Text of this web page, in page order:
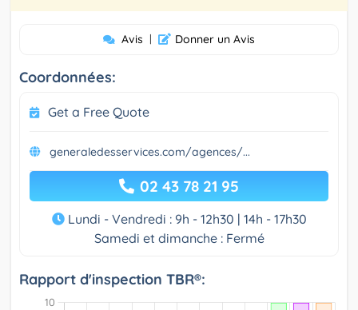
Avis | Donner un Avis
Coordonnées:
Get a Free Quote
generaledesservices.com/agences/...
02 43 78 21 95
Lundi - Vendredi : 9h - 12h30 | 14h - 17h30
Samedi et dimanche : Fermé
Rapport d'inspection TBR®: